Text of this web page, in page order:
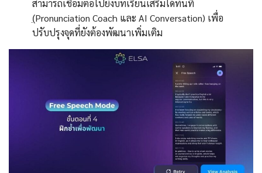
สามารถเชื่อมต่อไปยังบทเรียนเสริมได้ทันที
(̣Pronunciation Coach และ AI Conversation) เพื่อ
ปรับปรุงจุดที่ยังต้องพัฒนาเพิ่มเติม